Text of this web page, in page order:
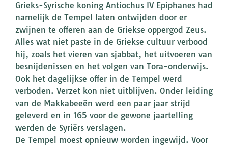
Grieks-Syrische koning Antiochus IV Epiphanes had
namelijk de Tempel laten ontwijden door er
zwijnen te offeren aan de Griekse oppergod Zeus.
Alles wat niet paste in de Griekse cultuur verbood
hij, zoals het vieren van sjabbat, het uitvoeren van
besnijdenissen en het volgen van Tora-onderwijs.
Ook het dagelijkse offer in de Tempel werd
verboden. Verzet kon niet uitblijven. Onder leiding
van de Makkabeeën werd een paar jaar strijd
geleverd en in 165 voor de gewone jaartelling
werden de Syriërs verslagen.
De Tempel moest opnieuw worden ingewijd. Voor